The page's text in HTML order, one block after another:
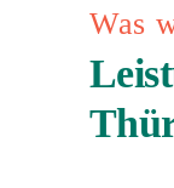
Was